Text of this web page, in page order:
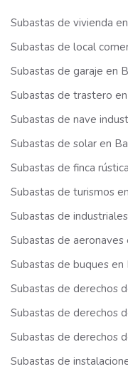
Subastas de vivienda
Subastas de local
Subastas de garaje en
Subastas de trastero
Subastas de nave
Subastas de solar en
Subastas de finca
Subastas de turismos
Subastas de
Subastas de aeronaves
Subastas de buques en
Subastas de derechos
Subastas de derechos
Subastas de derechos
Subastas de